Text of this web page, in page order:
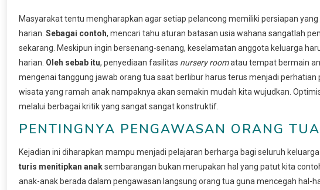
Masyarakat tentu mengharapkan agar setiap pelancong memiliki persiapan
harian. Sebagai contoh, mencari tahu aturan batasan usia wahana sangatlah
sekarang. Meskipun ingin bersenang-senang, keselamatan anggota keluarga
harian. Oleh sebab itu, penyediaan fasilitas nursery roomatau tempat bermain
mengenai tanggung jawab orang tua saat berlibur harus terus menjadi perhatian
wisata yang ramah anak nampaknya akan semakin mudah kita wujudkan.
melalui berbagai kritik yang sangat sangat konstruktif.
PENTINGNYA PENGAWASAN ORANG
Kejadian ini diharapkan mampu menjadi pelajaran berharga bagi seluruh
turis menitipkan anaksembarangan bukan merupakan hal yang patut kita
anak-anak berada dalam pengawasan langsung orang tua guna mencegah hal-